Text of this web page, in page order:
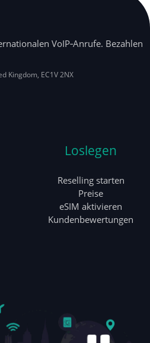
VoIP‑Anrufe. Bezahlen
Kingdom, EC1V 2NX
Loslegen
Reselling starten
Preise
eSIM aktivieren
Kundenbewertungen